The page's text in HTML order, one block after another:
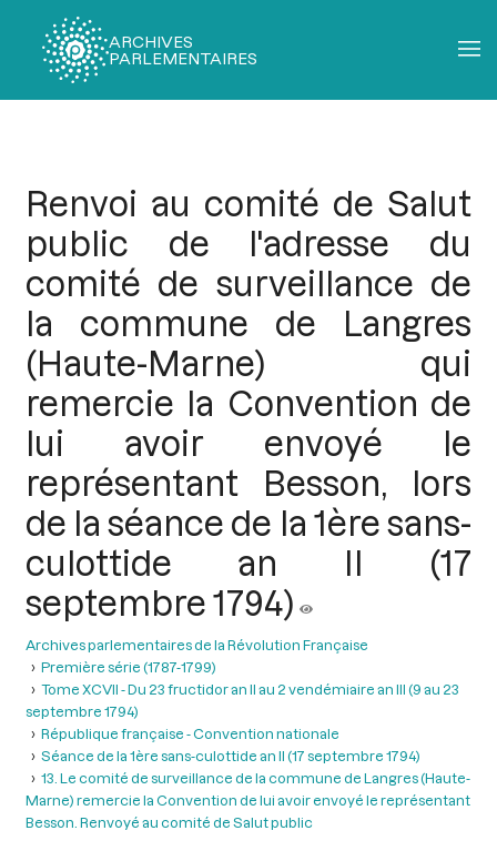
ARCHIVES
PARLEMENTAIRES
Renvoi au comité de Salut
public de l'adresse du
comité de surveillance de
la commune de Langres
(Haute-Marne) qui
remercie la Convention de
lui avoir envoyé le
représentant Besson, lors
de la séance de la 1ère sans-
culottide an II (17
septembre 1794)
Archives parlementaires de la Révolution Française
Première série (1787-1799)
Tome XCVII - Du 23 fructidor an II au 2 vendémiaire an III (9 au 23
septembre 1794)
République française - Convention nationale
Séance de la 1ère sans-culottide an II (17 septembre 1794)
13. Le comité de surveillance de la commune de Langres (Haute-
Marne) remercie la Convention de lui avoir envoyé le représentant
Besson. Renvoyé au comité de Salut public